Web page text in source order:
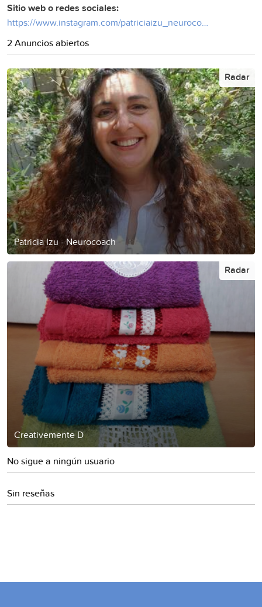
Sitio web o redes sociales:
https://www.instagram.com/patriciaizu_neurocoach?igsh=MTRpamxrcnk0NHlpNg%3D%3D
2 Anuncios abiertos
Patricia Izu - Neurocoach
Radar
Creativemente D
Radar
No sigue a ningún usuario
Sin reseñas